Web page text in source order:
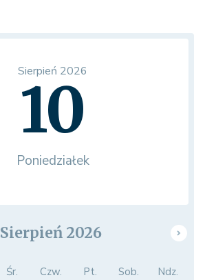
Sierpień 2026
10
Poniedziałek
Sierpień 2026
Śr. Czw. Pt. Sob. Ndz.